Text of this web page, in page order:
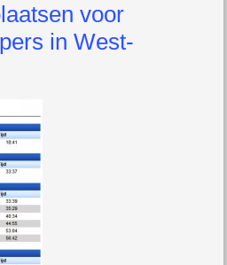
voor
in West-